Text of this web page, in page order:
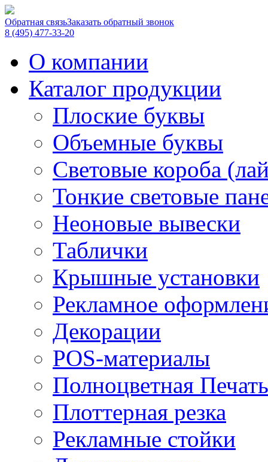
Обратная связьЗаказать обратный звонок
8 (495) 477-33-20
О компании
Каталог продукции
Плоские буквы
Объемные буквы
Световые короба
Тонкие световые
Неоновые вывески
Таблички
Крышные установки
Рекламное
Декорации
POS-материалы
Полноцветная Печать
Плоттерная резка
Рекламные стойки